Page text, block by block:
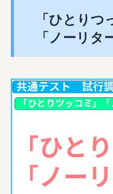
「ひとりつ
「ノーリタ